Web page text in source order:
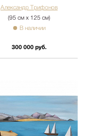
Александр Трифонов
(95 см х 125 см)
В наличии
300 000 руб.